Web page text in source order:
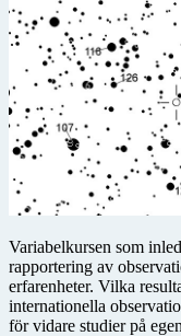
Variabelkursen som
rapportering av
erfarenheter. Vilka
internationella
för vidare studier på